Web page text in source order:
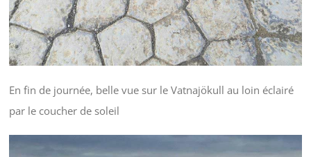
En fin de journée, belle vue sur le Vatnajökull au loin éclairé
par le coucher de soleil